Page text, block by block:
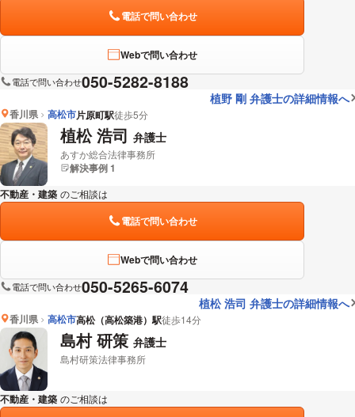
電話で問い合わせ
Webで問い合わせ
電話で問い合わせ050-5282-8188
植野 剛 弁護士の詳細情報へ
香川県 高松市片原町駅徒歩5分
植松 浩司 弁護士
あすか総合法律事務所
解決事例 1
不動産・建築 のご相談は
電話で問い合わせ
Webで問い合わせ
電話で問い合わせ050-5265-6074
植松 浩司 弁護士の詳細情報へ
香川県 高松市高松（高松築港）駅徒歩14分
島村 研策 弁護士
島村研策法律事務所
不動産・建築 のご相談は